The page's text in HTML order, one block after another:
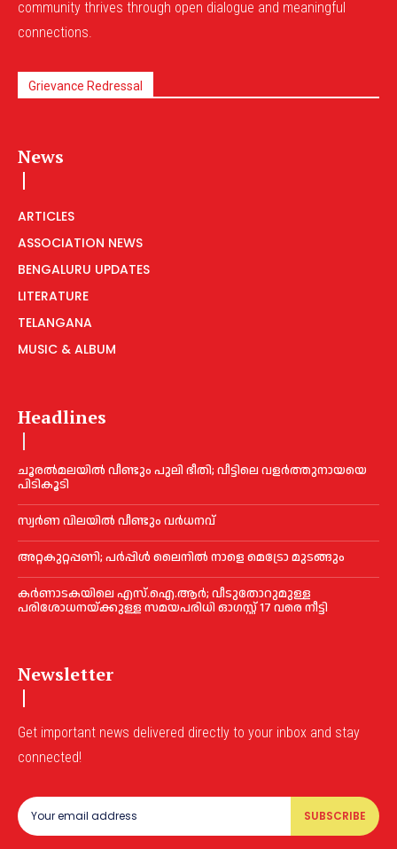
community thrives through open dialogue and meaningful
connections.
Grievance Redressal
News
ARTICLES
ASSOCIATION NEWS
BENGALURU UPDATES
LITERATURE
TELANGANA
MUSIC & ALBUM
Headlines
ചൂരല്‍മലയില്‍ വീണ്ടും പുലി ഭീതി; വീട്ടിലെ വളര്‍ത്തുനായയെ
പിടികൂടി
സ്വർണ വിലയില്‍ വീണ്ടും വർധനവ്
അറ്റകുറ്റപ്പണി; പർപ്പിൾ ലൈനില്‍ നാളെ മെട്രോ മുടങ്ങും
കർണാടകയിലെ എസ്.ഐ.ആർ; വീടുതോറുമുള്ള
പരിശോധനയ്ക്കുള്ള സമയപരിധി ഓഗസ്റ്റ് 17 വരെ നീട്ടി
Newsletter
Get important news delivered directly to your inbox and stay
connected!
SUBSCRIBE